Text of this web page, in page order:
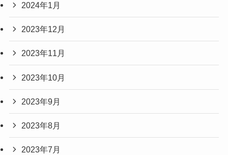
2024年1月
2023年12月
2023年11月
2023年10月
2023年9月
2023年8月
2023年7月